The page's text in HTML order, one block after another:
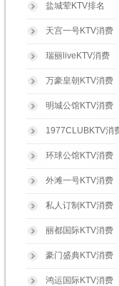
盐城荤KTV排名
天宫一号KTV消费
瑞丽liveKTV消费
万豪皇朝KTV消费
明城公馆KTV消费
1977CLUBKTV消
环球公馆KTV消费
外滩一号KTV消费
私人订制KTV消费
丽都国际KTV消费
豪门盛典KTV消费
鸿运国际KTV消费